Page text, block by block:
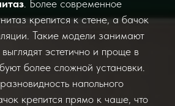
. Более современное
крепится к стене, а бачок
Такие модели занимают
эстетично и проще в
более сложной установки.
разновидность напольного
крепится прямо к чаше, что